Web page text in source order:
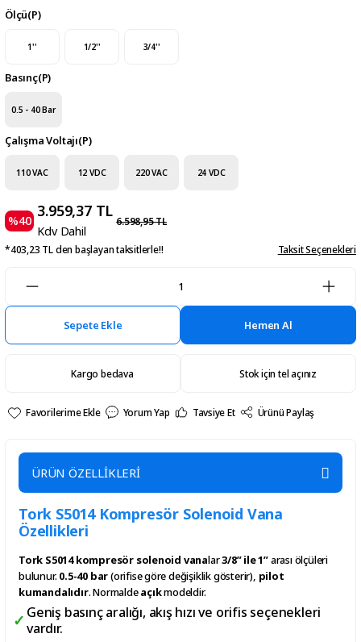
Ölçü(P)
1'' 1/2'' 3/4''
Basınç(P)
0.5 - 40 Bar
Çalışma Voltajı(P)
110 VAC 12 VDC 220 VAC 24 VDC
%40
3.959,37 TL
Kdv Dahil
6.598,95 TL
*403,23 TL den başlayan taksitlerle!! Taksit Seçenekleri
Sepete Ekle Hemen Al
Kargo bedava Stok için tel açınız
Yorum Yap Tavsiye Et Ürünü Paylaş
ÜRÜN ÖZELLİKLERİ
Tork S5014 Kompresör Solenoid Vana
Özellikleri
Tork S5014 kompresör solenoid vanalar3/8” ile 1”arası ölçüleri
bulunur. 0.5-40 bar(orifise göre değişiklik gösterir), pilot
kumandalıdır. Normaldeaçıkmodeldir.
Geniş basınç aralığı, akış hızı ve orifis seçenekleri
vardır.